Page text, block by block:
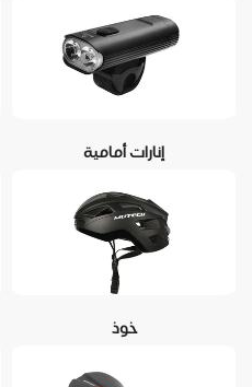
إنارات أمامية
خوذ